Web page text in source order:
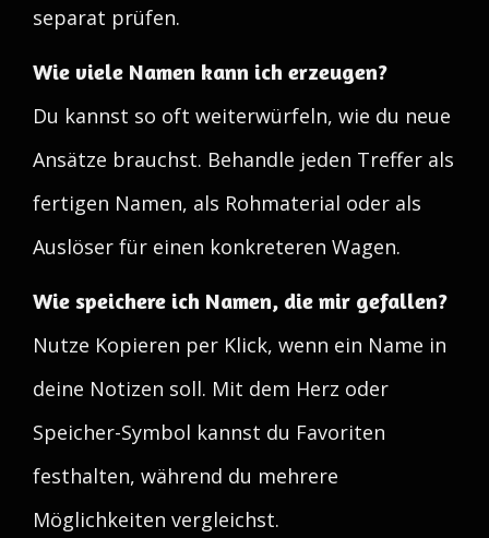
separat prüfen.
Wie viele Namen kann ich erzeugen?
Du kannst so oft weiterwürfeln, wie du neue
Ansätze brauchst. Behandle jeden Treffer als
fertigen Namen, als Rohmaterial oder als
Auslöser für einen konkreteren Wagen.
Wie speichere ich Namen, die mir gefallen?
Nutze Kopieren per Klick, wenn ein Name in
deine Notizen soll. Mit dem Herz oder
Speicher-Symbol kannst du Favoriten
festhalten, während du mehrere
Möglichkeiten vergleichst.